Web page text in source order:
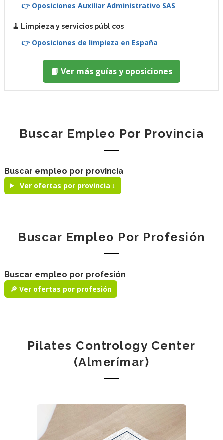
👉 Oposiciones Auxiliar Administrativo SAS
🧹 Limpieza y servicios públicos
👉 Oposiciones de limpieza en España
📘 Ver más guías y oposiciones
Buscar Empleo Por Provincia
Buscar empleo por provincia
Ver ofertas por provincia ↓
Buscar Empleo Por Profesión
Buscar empleo por profesión
🔎 Ver ofertas por profesión
Pilates Contrology Center
(Almerímar)